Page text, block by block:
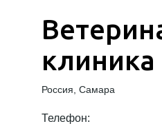
клиника
Россия, Самара
Телефон: